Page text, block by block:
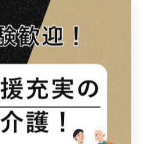
資格取得をサポートする企
です。また、応募者の経験
をしてくれるかどうかも重
や口コミを活用し、実際に
することもおすすめです。
構え
にあたり、しっかりとした